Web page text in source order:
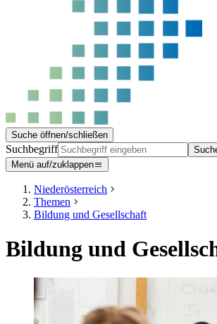
Suche öffnen/schließen
Suchbegriff
Menü auf/zuklappen
Niederösterreich
Themen
Bildung und Gesellschaft
Bildung und